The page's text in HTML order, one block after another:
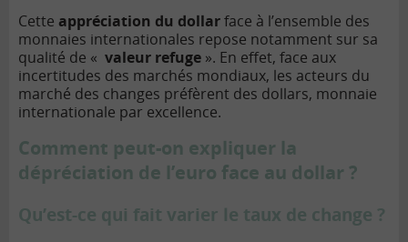
Cette appréciation du dollarface à l’ensemble des
monnaies internationales repose notamment sur sa
qualité de « valeur refuge ». En effet, face aux
incertitudes des marchés mondiaux, les acteurs du
marché des changes préfèrent des dollars, monnaie
internationale par excellence.
Comment peut-on expliquer la
dépréciation de l’euro face au dollar ?
Qu’est-ce qui fait varier le taux de change ?